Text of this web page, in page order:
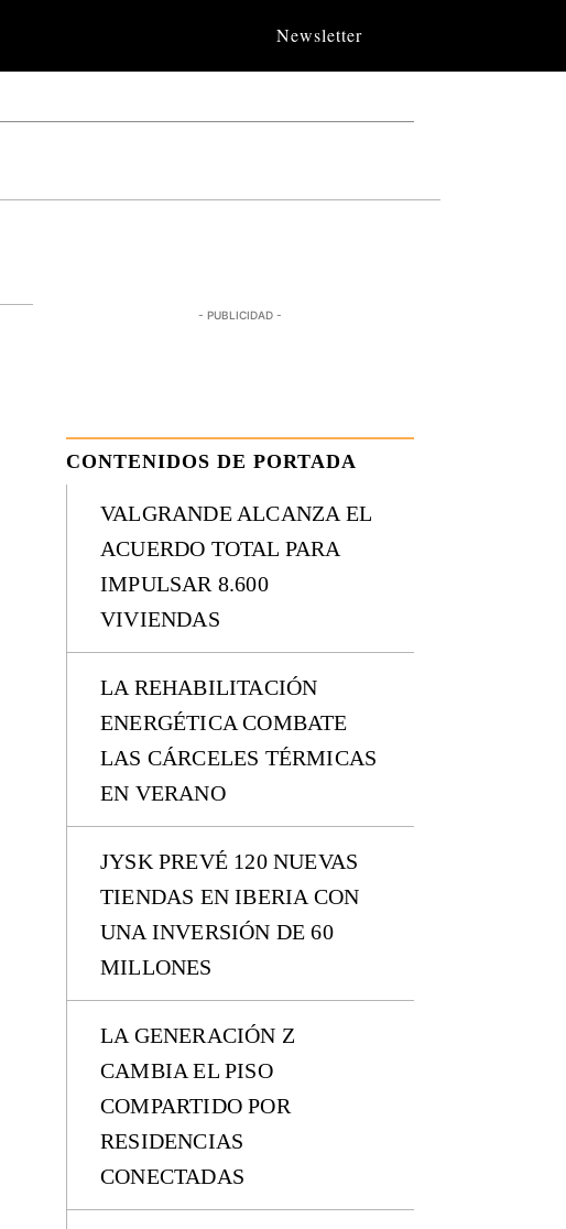
Newsletter
- PUBLICIDAD -
CONTENIDOS DE PORTADA
VALGRANDE ALCANZA EL
ACUERDO TOTAL PARA
IMPULSAR 8.600
VIVIENDAS
LA REHABILITACIÓN
ENERGÉTICA COMBATE
LAS CÁRCELES TÉRMICAS
EN VERANO
JYSK PREVÉ 120 NUEVAS
TIENDAS EN IBERIA CON
UNA INVERSIÓN DE 60
MILLONES
LA GENERACIÓN Z
CAMBIA EL PISO
COMPARTIDO POR
RESIDENCIAS
CONECTADAS